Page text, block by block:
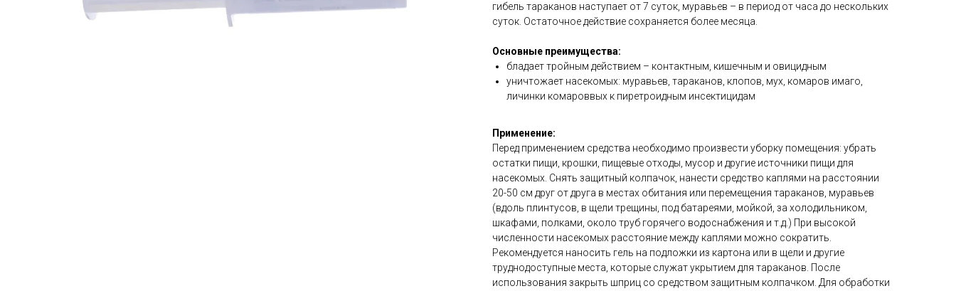
гибель тараканов наступает от 7 суток, муравьев – в период от часа до нескольких
суток. Остаточное действие сохраняется более месяца.
Основные преимущества:
бладает тройным действием – контактным, кишечным и овицидным
уничтожает насекомых: муравьев, тараканов, клопов, мух, комаров имаго,
личинки комароввых к пиретроидным инсектицидам
Применение:
Перед применением средства необходимо произвести уборку помещения: убрать
остатки пищи, крошки, пищевые отходы, мусор и другие источники пищи для
насекомых. Снять защитный колпачок, нанести средство каплями на расстоянии
20-50 см друг от друга в местах обитания или перемещения тараканов, муравьев
(вдоль плинтусов, в щели трещины, под батареями, мойкой, за холодильником,
шкафами, полками, около труб горячего водоснабжения и т.д.) При высокой
численности насекомых расстояние между каплями можно сократить.
Рекомендуется наносить гель на подложки из картона или в щели и другие
труднодоступные места, которые служат укрытием для тараканов. После
использования закрыть шприц со средством защитным колпачком. Для обработки